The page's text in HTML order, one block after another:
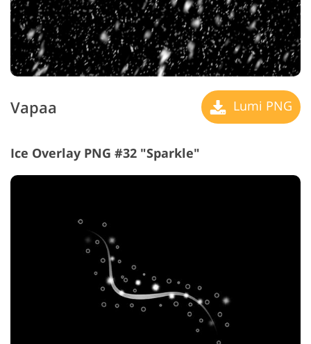
Vapaa Lumi PNG
Ice Overlay PNG #32 "Sparkle"